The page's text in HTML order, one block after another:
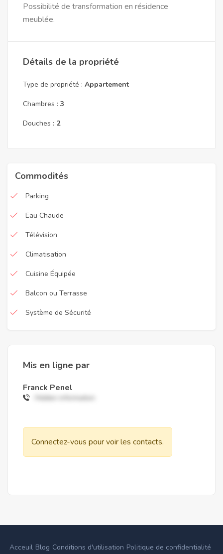
Possibilité de transformation en résidence
meublée.
Détails de la propriété
Type de propriété : Appartement
Chambres : 3
Douches : 2
Commodités
Parking
Eau Chaude
Télévision
Climatisation
Cuisine Équipée
Balcon ou Terrasse
Système de Sécurité
Mis en ligne par
Franck Penel
Hidden information
Connectez-vous pour voir les contacts.
Acceuil Blog Conditions d'utilisation Politique de confidentialité